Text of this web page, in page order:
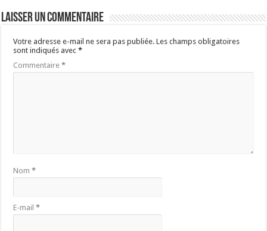
Laisser un commentaire
Votre adresse e-mail ne sera pas publiée. Les champs obligatoires
sont indiqués avec*
Commentaire*
Nom*
E-mail*